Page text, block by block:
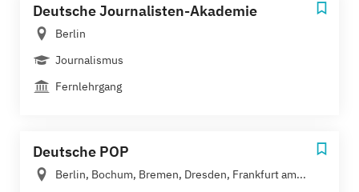
Deutsche Journalisten-Akademie
Berlin
Journalismus
Fernlehrgang
Deutsche POP
Berlin, Bochum, Bremen, Dresden, Frankfurt am...